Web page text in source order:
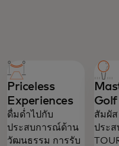
Priceless
Experiences
ดื่มด่ำไปกับ
ประสบการณ์ด้าน
วัฒนธรรม การรับ
Golf
สัมผัส
ประ